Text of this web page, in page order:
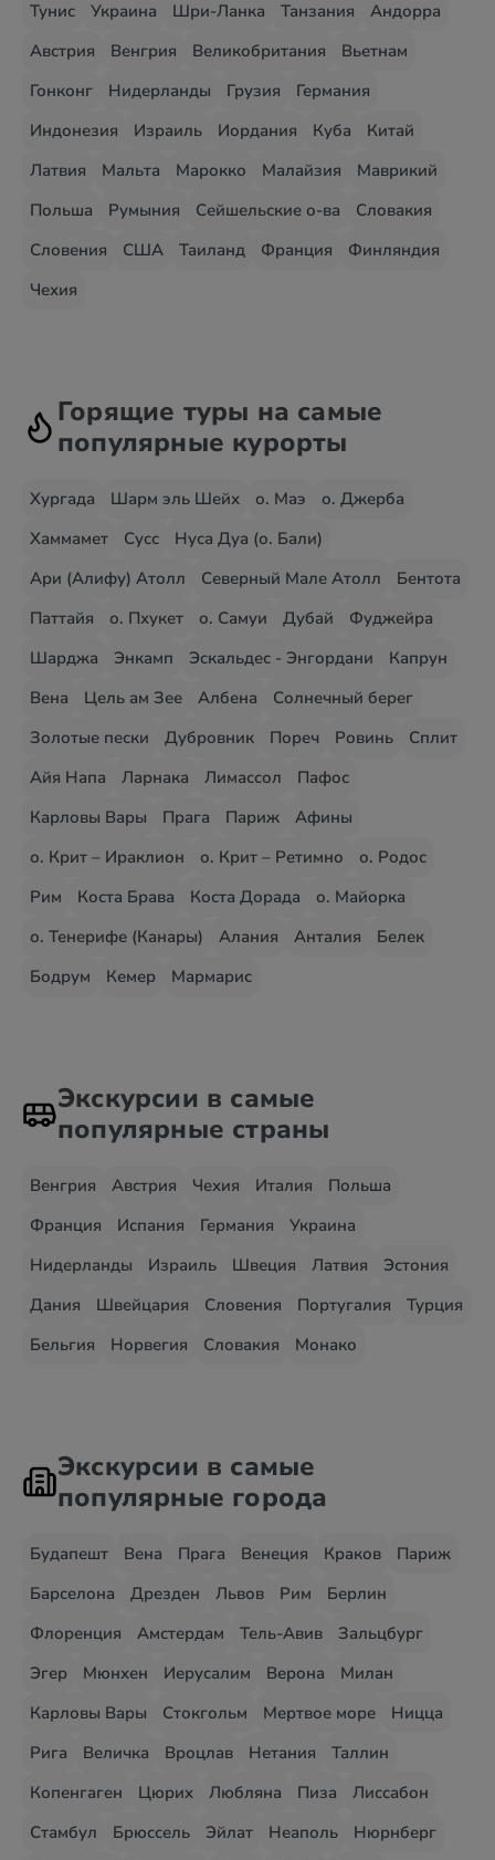
Тунис
Украина Шри-Ланка Танзания
Андорра
Австрия
Венгрия Великобритания
Вьетнам
Гонконг
Нидерланды Грузия
Германия
Индонезия
Израиль Иордания Куба
Китай
Латвия
Мальта Марокко Малайзия
Маврикий
Польша
Румыния Сейшельские о-ва
Словакия
Словения
США Таиланд Франция
Финляндия
Чехия
Горящие туры на самые
популярные курорты
Хургада Шарм эль Шейх о. Маэ
о. Джерба
Хаммамет
Сусс
Нуса Дуа (о. Бали)
Ари (Алифу) Атолл
Северный Мале Атолл
Бентота
Паттайя
о. Пхукет о. Самуи Дубай
Фуджейра
Шарджа
Энкамп Эскальдес - Энгордани
Капрун
Вена
Цель ам Зее Албена
Солнечный берег
Золотые пески
Дубровник Пореч Ровинь
Сплит
Айя Напа
Ларнака Лимассол
Пафос
Карловы Вары
Прага Париж
Афины
о. Крит – Ираклион
о. Крит – Ретимно
о. Родос
Рим
Коста Брава Коста Дорада
о. Майорка
о. Тенерифе (Канары)
Алания Анталия
Белек
Бодрум
Кемер Мармарис
Экскурсии в самые
популярные страны
Венгрия Австрия Чехия Италия
Польша
Франция
Испания Германия
Украина
Нидерланды
Израиль Швеция Латвия
Эстония
Дания
Швейцария Словения Португалия
Турция
Бельгия
Норвегия Словакия Монако
Экскурсии в самые
популярные города
Будапешт Вена Прага Венеция Краков
Париж
Барселона
Дрезден Львов Рим
Берлин
Флоренция
Амстердам Тель-Авив
Зальцбург
Эгер
Мюнхен Иерусалим Верона
Милан
Карловы Вары
Стокгольм Мертвое море
Ницца
Рига
Величка Вроцлав Нетания
Таллин
Копенгаген
Цюрих Любляна Пиза
Лиссабон
Стамбул
Брюссель Эйлат Неаполь
Нюрнберг